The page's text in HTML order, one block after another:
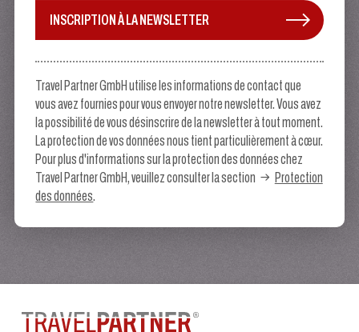
INSCRIPTION À LA NEWSLETTER
Travel Partner GmbH utilise les informations de contact que
vous avez fournies pour vous envoyer notre newsletter. Vous avez
la possibilité de vous désinscrire de la newsletter à tout moment.
La protection de vos données nous tient particulièrement à cœur.
Pour plus d'informations sur la protection des données chez
Travel Partner GmbH, veuillez consulter la section
Protection
des données.